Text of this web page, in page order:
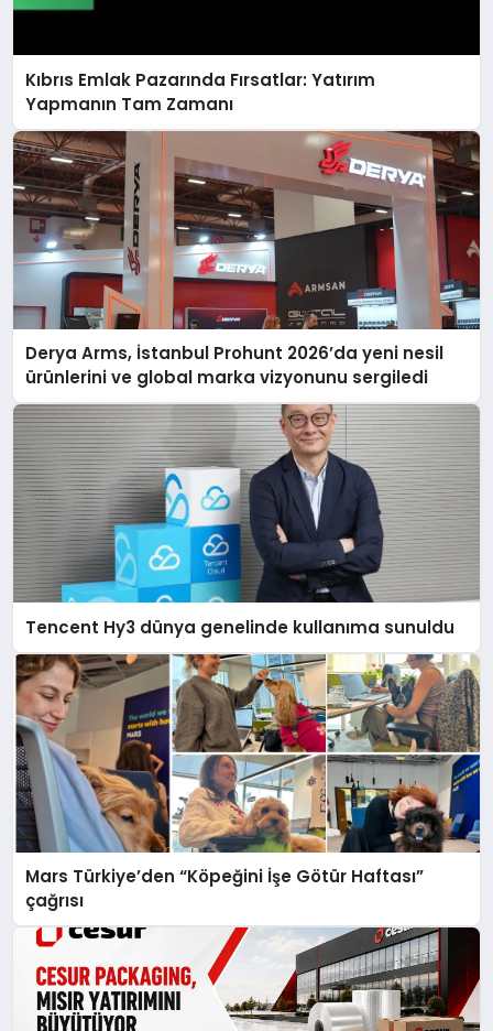
Kıbrıs Emlak Pazarında Fırsatlar: Yatırım
Yapmanın Tam Zamanı
Derya Arms, İstanbul Prohunt 2026’da yeni nesil
ürünlerini ve global marka vizyonunu sergiledi
Tencent Hy3 dünya genelinde kullanıma sunuldu
Mars Türkiye’den “Köpeğini İşe Götür Haftası”
çağrısı